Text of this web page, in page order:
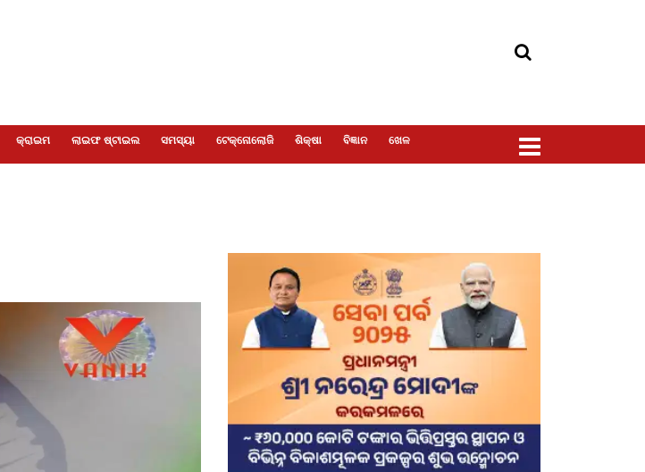
କ୍ରାଇମ ଲାଇଫ ଷ୍ଟାଇଲ ସମସ୍ୟା ଟେକ୍ନୋଲୋଜି ଶିକ୍ଷା ବିଜ୍ଞାନ ଖେଳ